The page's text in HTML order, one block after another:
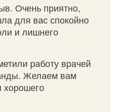
Очень приятно,
для вас спокойно
и лишнего
работу врачей
Желаем вам
хорошего